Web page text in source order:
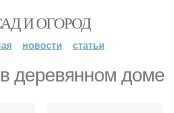
И ОГОРОД
новости статьи
деревянном доме